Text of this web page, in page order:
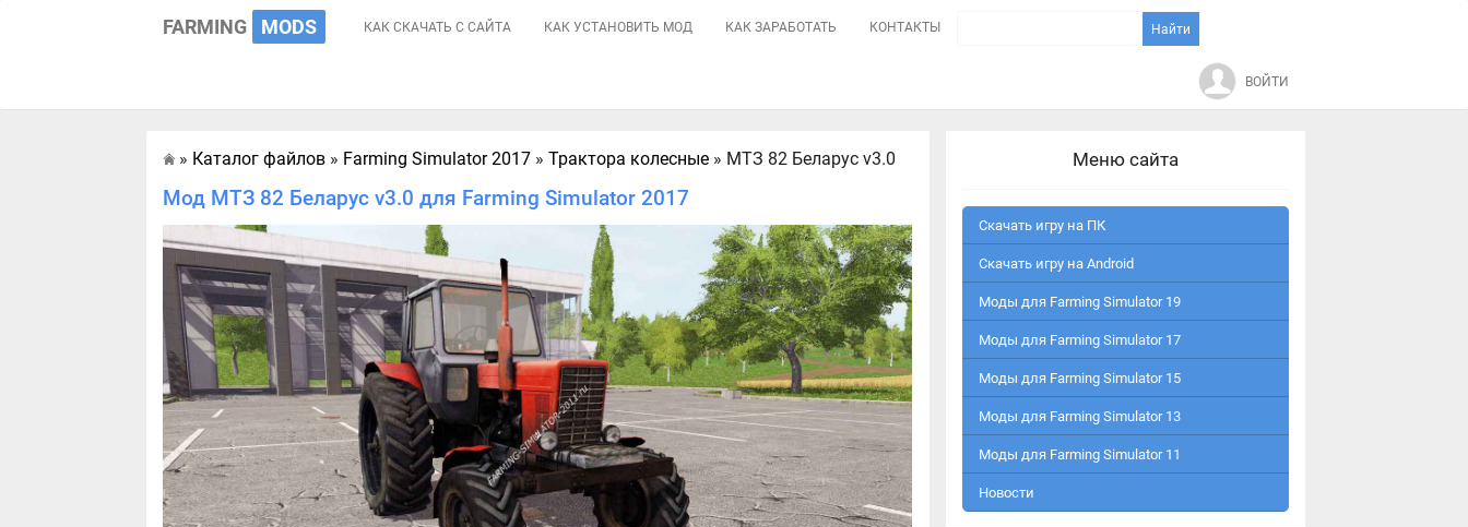
FARMING MODS КАК СКАЧАТЬ С САЙТА КАК УСТАНОВИТЬ МОД КАК ЗАРАБОТАТЬ КОНТАКТЫ
ВОЙТИ
Главная
» Каталог файлов » Farming Simulator 2017 »Трактора колесные » МТЗ 82 Беларус v3.0
Мод МТЗ 82 Беларус v3.0 для Farming Simulator 2017
Меню сайта
Скачать игру на ПК
Скачать игру на Android
Моды для Farming Simulator 19
Моды для Farming Simulator 17
Моды для Farming Simulator 15
Моды для Farming Simulator 13
Моды для Farming Simulator 11
Новости